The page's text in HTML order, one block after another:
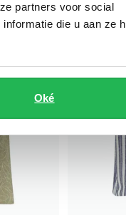
partners voor social
die u aan ze
Oké